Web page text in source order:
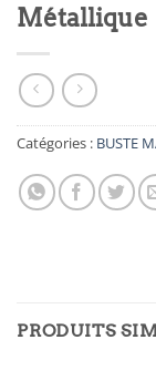
Métallique
Catégories : BUSTE
PRODUITS